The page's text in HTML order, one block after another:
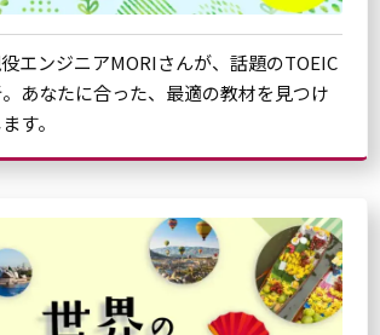
エンジニアMORIさんが、話題のTOEIC
あなたに合った、最適の教材を見つけ
す。